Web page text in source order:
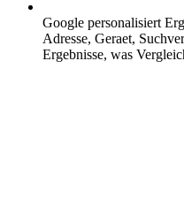
Google personalisiert
Adresse, Geraet,
Ergebnisse, was